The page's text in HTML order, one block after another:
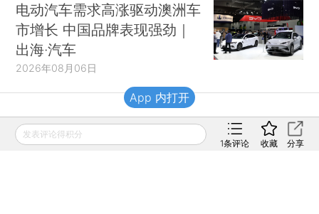
电动汽车需求高涨驱动澳洲车
市增长 中国品牌表现强劲｜
出海·汽车
2026年08月06日
财新移动
发表评论得积分
1条评论 收藏 分享
App 内打开